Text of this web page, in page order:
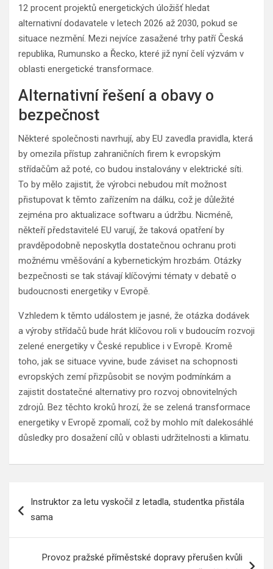
12 procent projektů energetických úložišť hledat
alternativní dodavatele v letech 2026 až 2030, pokud se
situace nezmění. Mezi nejvíce zasažené trhy patří Česká
republika, Rumunsko a Řecko, které již nyní čelí výzvám v
oblasti energetické transformace.
Alternativní řešení a obavy o
bezpečnost
Některé společnosti navrhují, aby EU zavedla pravidla, která
by omezila přístup zahraničních firem k evropským
střídačům až poté, co budou instalovány v elektrické síti.
To by mělo zajistit, že výrobci nebudou mít možnost
přistupovat k těmto zařízením na dálku, což je důležité
zejména pro aktualizace softwaru a údržbu. Nicméně,
někteří představitelé EU varují, že taková opatření by
pravděpodobně neposkytla dostatečnou ochranu proti
možnému vměšování a kybernetickým hrozbám. Otázky
bezpečnosti se tak stávají klíčovými tématy v debatě o
budoucnosti energetiky v Evropě.
Vzhledem k těmto událostem je jasné, že otázka dodávek
a výroby střídačů bude hrát klíčovou roli v budoucím rozvoji
zelené energetiky v České republice i v Evropě. Kromě
toho, jak se situace vyvine, bude záviset na schopnosti
evropských zemí přizpůsobit se novým podmínkám a
zajistit dostatečné alternativy pro rozvoj obnovitelných
zdrojů. Bez těchto kroků hrozí, že se zelená transformace
energetiky v Evropě zpomalí, což by mohlo mít dalekosáhlé
důsledky pro dosažení cílů v oblasti udržitelnosti a klimatu.
proInstruktor za letu vyskočil z letadla, studentka přistála
sama
Provoz pražské příměstské dopravy přerušen kvůli